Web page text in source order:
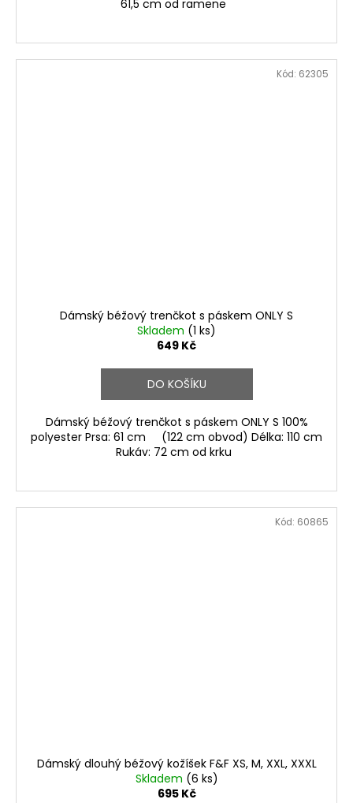
61,5 cm od ramene
Dámský béžový trenčkot s páskem ONLY S
Skladem (1 ks)
649 Kč
DO KOŠÍKU
Dámský béžový trenčkot s páskem ONLY S 100%
polyester Prsa: 61 cm (122 cm obvod) Délka: 110 cm
Rukáv: 72 cm od krku
Kód: 62305
Dámský dlouhý béžový kožíšek F&F XS, M, XXL, XXXL
Skladem (6 ks)
695 Kč
Kód: 60865